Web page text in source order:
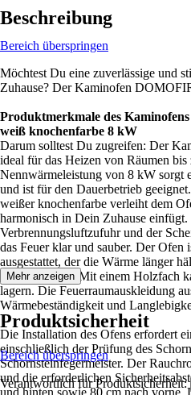
Beschreibung
Bereich überspringen
Möchtest Du eine zuverlässige und
Zuhause? Der Kaminofen
Produktmerkmale des
weiß knochenfarbe 8 kW
Darum solltest Du zugreifen: Der
ideal für das Heizen von Räumen
Nennwärmeleistung von 8 kW sorgt
und ist für den Dauerbetrieb
weißer knochenfarbe verleiht dem
harmonisch in Dein Zuhause einfügt.
Verbrennungsluftzufuhr und der
das Feuer klar und sauber. Der Ofen
ausgestattet, der die Wärme länger
Nutzung sorgt. Mit einem Holzfach
lagern. Die Feuerraumauskleidung
Wärmebeständigkeit und
Die Installation des Ofens erfordert
einschließlich der Prüfung des
Schornsteinfegermeister. Der
und die erforderlichen
und hinten sowie 80 cm nach vorne.
Mehr anzeigen
Produktsicherheit
Bereich überspringen
Verantwortlich für Produktsicherheit: